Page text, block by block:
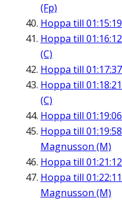
(Fp)
Hoppa till 01:15:19
Hoppa till 01:16:12
(C)
Hoppa till 01:17:37
Hoppa till 01:18:21
(C)
Hoppa till 01:19:06
Hoppa till 01:19:58
Magnusson (M)
Hoppa till 01:21:12
Hoppa till 01:22:11
Magnusson (M)